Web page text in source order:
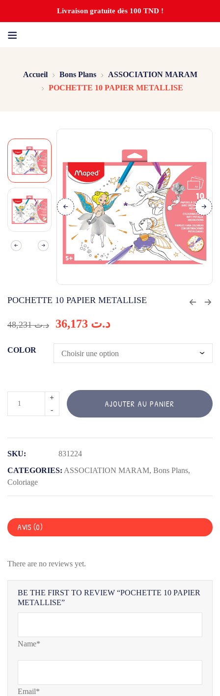
Livraison gratuite dès 100 TND !
Accueil Bons Plans
ASSOCIATION MARAM
POCHETTE 10 PAPIER METALLISE
POCHETTE 10 PAPIER METALLISE
د.ت48,231 د.ت
COLOR
10
PAPIER
AJOUTER AU PANIER
SKU:
831224
CATEGORIES: ASSOCIATION MARAM, Bons Plans,
Coloriage
AVIS (0)
There are no reviews yet.
BE THE FIRST TO REVIEW “POCHETTE 10 PAPIER
METALLISE”
Name*
Email*